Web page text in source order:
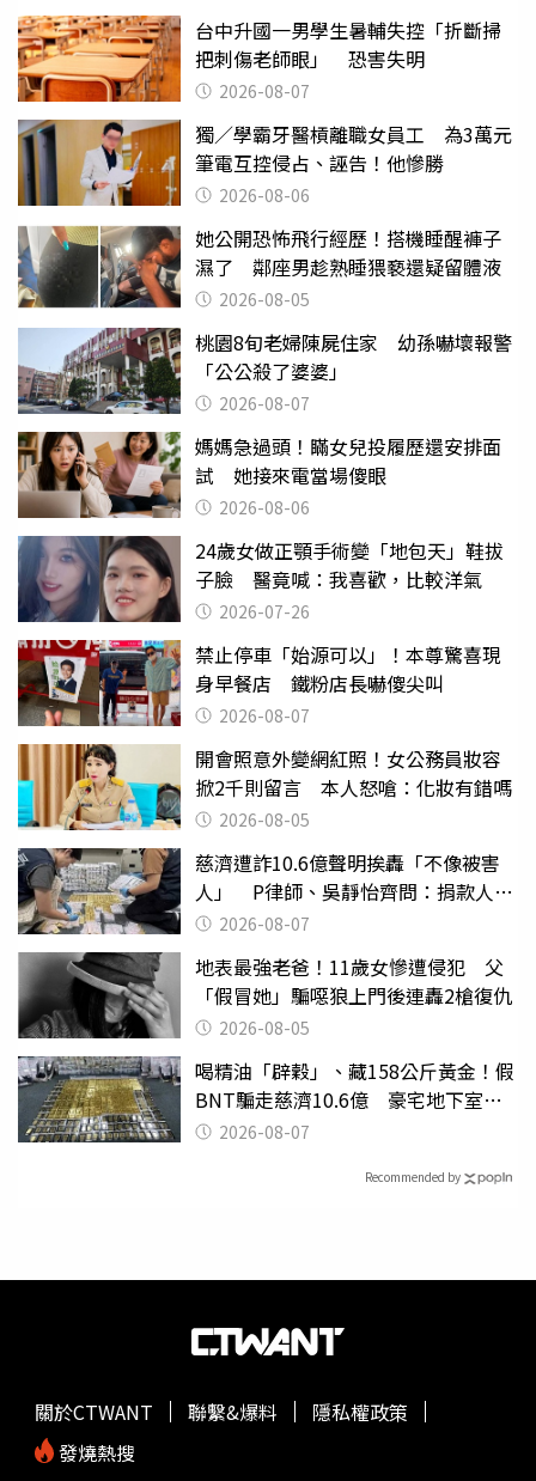
台中升國一男學生暑輔失控「折斷掃
把刺傷老師眼」 恐害失明
2026-08-07
獨／學霸牙醫槓離職女員工 為3萬元
筆電互控侵占、誣告！他慘勝
2026-08-06
她公開恐怖飛行經歷！搭機睡醒褲子
濕了 鄰座男趁熟睡猥褻還疑留體液
2026-08-05
桃園8旬老婦陳屍住家 幼孫嚇壞報警
「公公殺了婆婆」
2026-08-07
媽媽急過頭！瞞女兒投履歷還安排面
試 她接來電當場傻眼
2026-08-06
24歲女做正顎手術變「地包天」鞋拔
子臉 醫竟喊：我喜歡，比較洋氣
2026-07-26
禁止停車「始源可以」！本尊驚喜現
身早餐店 鐵粉店長嚇傻尖叫
2026-08-07
開會照意外變網紅照！女公務員妝容
掀2千則留言 本人怒嗆：化妝有錯嗎
2026-08-05
慈濟遭詐10.6億聲明挨轟「不像被害
人」 P律師、吳靜怡齊問：捐款人有
權知道真相
2026-08-07
地表最強老爸！11歲女慘遭侵犯 父
「假冒她」騙噁狼上門後連轟2槍復仇
2026-08-05
喝精油「辟穀」、藏158公斤黃金！假
BNT騙走慈濟10.6億 豪宅地下室竟
挖出乾鮑金庫
2026-08-07
Recommended by
關於CTWANT 聯繫&爆料
隱私權政策
發燒熱搜